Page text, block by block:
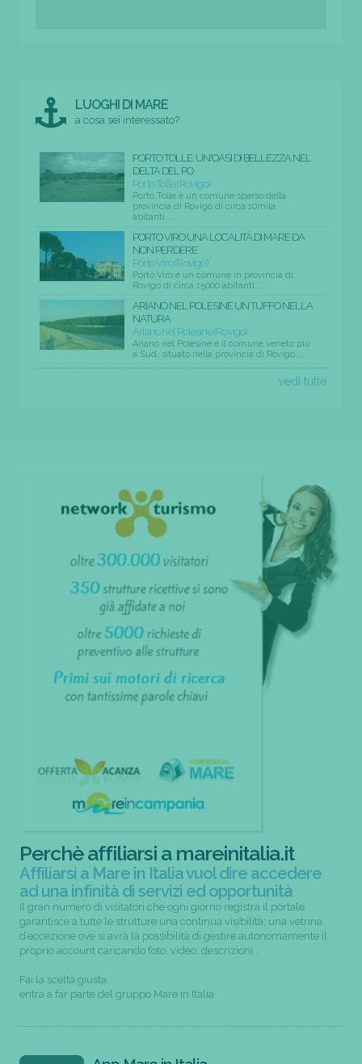
LUOGHI DI MARE
a cosa sei interessato?
PORTO TOLLE: UN'OASI DI BELLEZZA NEL
DELTA DEL PO
Porto Tolle (Rovigo)
Porto Tolle è un comune sparso della
provincia di Rovigo di circa 10mila
abitanti....
PORTO VIRO UNA LOCALITÀ DI MARE DA
NON PERDERE
Porto Viro (Rovigo)
Porto Viro è un comune in provincia di
Rovigo di circa 15000 abitanti....
ARIANO NEL POLESINE UN TUFFO NELLA
NATURA
Ariano nel Polesine (Rovigo)
Ariano nel Polesine è il comune veneto più
a Sud, situato nella provincia di Rovigo....
vedi tutte
Perchè affiliarsi a mareinitalia.it
Affiliarsi a Mare in Italia vuol dire accedere
ad una infinità di servizi ed opportunità
Il gran numero di visitatori che ogni giorno registra il portale
garantisce a tutte le strutture una continua visibilità; una vetrina
d’eccezione ove si avrà la possibilità di gestire autonomamente il
proprio account caricando foto, video, descrizioni...
Fai la scelta giusta,
entra a far parte del gruppo Mare in Italia